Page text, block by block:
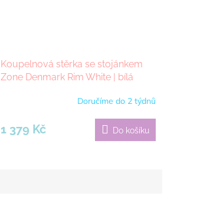
Koupelnová stěrka se stojánkem
Zone Denmark Rim White | bílá
Doručíme do 2 týdnů
1 379 Kč Do košíku